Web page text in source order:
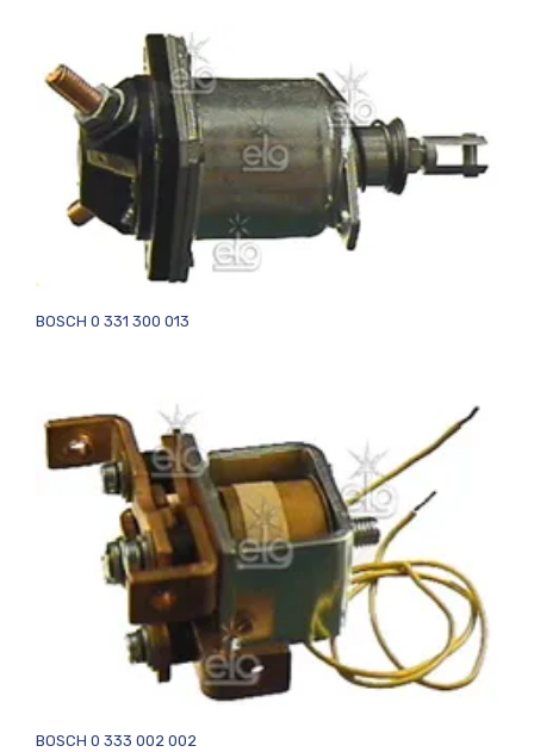
BOSCH 0 331 300 013
BOSCH 0 333 002 002